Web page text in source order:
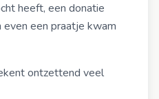
heeft, een donatie
een praatje kwam
ontzettend veel